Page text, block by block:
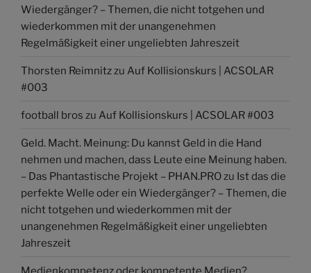
Wiedergänger? – Themen, die nicht totgehen und
wiederkommen mit der unangenehmen
Regelmäßigkeit einer ungeliebten Jahreszeit
Thorsten Reimnitzzu Auf Kollisionskurs | ACSOLAR
#003
football bros zu Auf Kollisionskurs | ACSOLAR #003
Geld. Macht. Meinung: Du kannst Geld in die Hand
nehmen und machen, dass Leute eine Meinung haben.
– Das Phantastische Projekt – PHAN.PROzu Ist das die
perfekte Welle oder ein Wiedergänger? – Themen, die
nicht totgehen und wiederkommen mit der
unangenehmen Regelmäßigkeit einer ungeliebten
Jahreszeit